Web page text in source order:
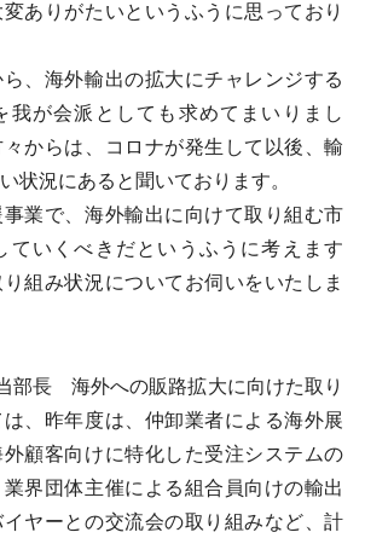
ありがたいというふうに思っており
、海外輸出の拡大にチャレンジする
我が会派としても求めてまいりまし
からは、コロナが発生して以後、輸
状況にあると聞いております。
業で、海外輸出に向けて取り組む市
ていくべきだというふうに考えます
組み状況についてお伺いをいたしま
部長 海外への販路拡大に向けた取り
、昨年度は、仲卸業者による海外展
顧客向けに特化した受注システムの
界団体主催による組合員向けの輸出
ヤーとの交流会の取り組みなど、計